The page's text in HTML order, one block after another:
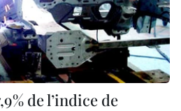
de l’indice de